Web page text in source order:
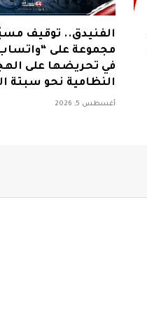
الفنيدق.. توقيف
مجموعة على
في تحريضها على
النظامية نحو سبتة
أغسطس 5, 2026